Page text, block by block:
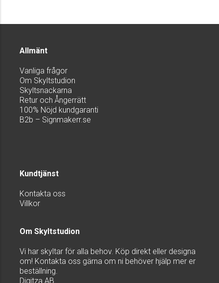
Allmänt
Vanliga frågor
Om Skyltstudion
Skyltsnackarna
Retur och Ångerrätt
100% Nöjd kundgaranti
B2b – Signmakerr.se
Kundtjänst
Kontakta oss
Villkor
Om Skyltstudion
Vi har skyltar för alla behov. Köp direkt eller designa
om! Kontakta oss gärna om ni behöver hjälp mer er
beställning.
Digitza AB